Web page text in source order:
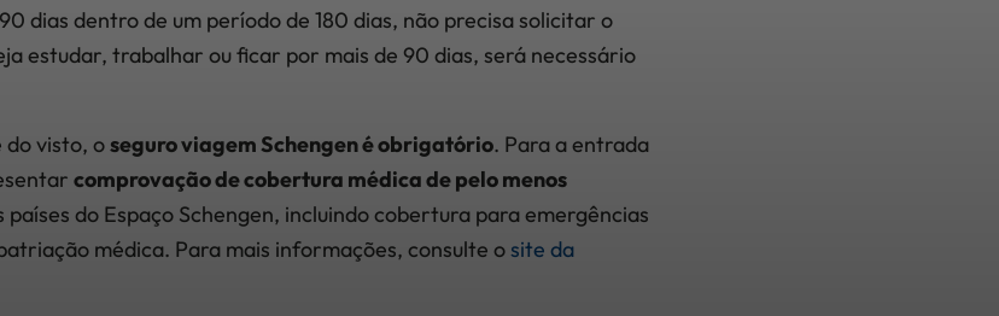
dias dentro de um período de 180 dias, não precisa solicitar o
estudar, trabalhar ou ficar por mais de 90 dias, será necessário
do visto, oseguro viagem Schengen é obrigatório. Para a entrada
comprovação de cobertura médica de pelo menos
países do Espaço Schengen, incluindo cobertura para emergências
médica. Para mais informações, consulte osite da